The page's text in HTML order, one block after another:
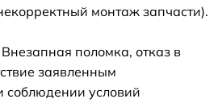
монтаж запчасти).
поломка, отказ в
заявленным
соблюдении условий